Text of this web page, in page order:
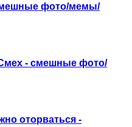
фото/мемы/
- смешные фото/
оторваться -